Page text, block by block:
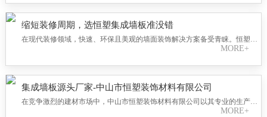
缩短装修周期，选恒塑集成墙板准没错
在现代装修领域，快速、环保且美观的墙面装饰解决方案备受青睐。恒塑装
饰作为专业的集成墙板厂家，以其卓越的竹木纤维快装墙板、石塑工程快装
MORE+
集成墙板源头厂家-中山市恒塑装饰材料有限公司
在竞争激烈的建材市场中，中山市恒塑装饰材料有限公司以其专业的生产实
力和卓越的产品品质，成为集成墙板领域的一颗璀璨明星。中山市恒塑装饰
MORE+